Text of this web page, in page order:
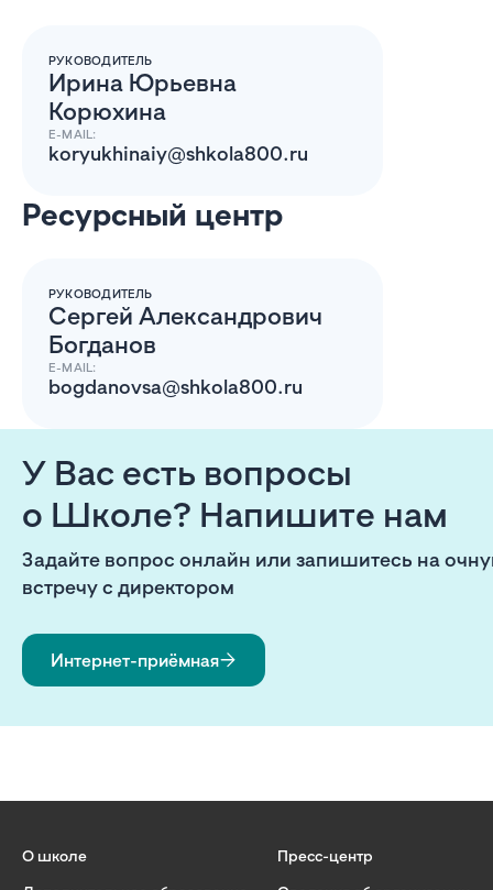
РУКОВОДИТЕЛЬ
Ирина Юрьевна
Корюхина
E-MAIL:
koryukhinaiy@shkola800.ru
Ресурсный центр
РУКОВОДИТЕЛЬ
Сергей Александрович
Богданов
E-MAIL:
bogdanovsa@shkola800.ru
У Вас есть вопросы
о Школе? Напишите нам
Задайте вопрос онлайн или запишитесь на
встречу с директором
Интернет-приёмная
О школе
Пресс-центр